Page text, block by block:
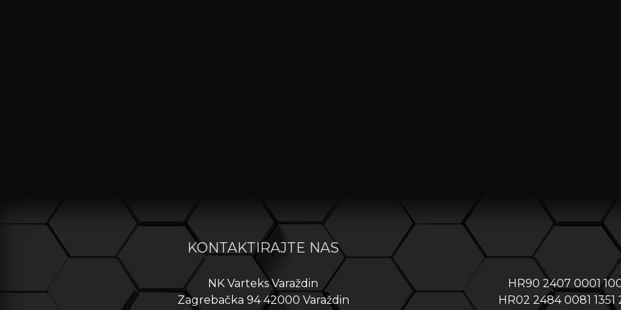
KONTAKTIRAJTE NAS
NK Varteks Varaždin
Zagrebačka 94 42000 Varaždin
HR90 2407 0001
HR02 2484 0081 1351